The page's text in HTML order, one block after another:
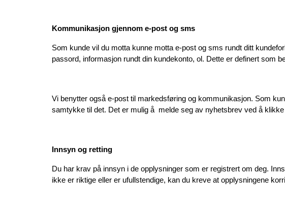
Kommunikasjon gjennom e-post og sms
Som kunde vil du motta kunne motta e-post og sms rundt ditt
passord, informasjon rundt din kundekonto, ol. Dette er definert som
Vi benytter også e-post til markedsføring og kommunikasjon. Som
samtykke til det. Det er mulig å  melde seg av nyhetsbrev ved å
Innsyn og retting
Du har krav på innsyn i de opplysninger som er registrert om deg.
ikke er riktige eller er ufullstendige, kan du kreve at opplysningene